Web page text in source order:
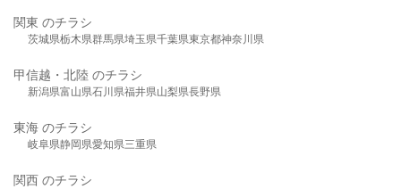
関東 のチラシ
茨城県栃木県群馬県埼玉県千葉県東京都神奈川県
甲信越・北陸 のチラシ
新潟県富山県石川県福井県山梨県長野県
東海 のチラシ
岐阜県静岡県愛知県三重県
関西 のチラシ